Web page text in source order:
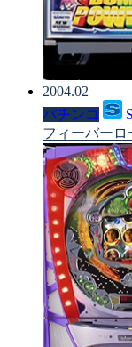
2004.02
パチンコ
フィーバー